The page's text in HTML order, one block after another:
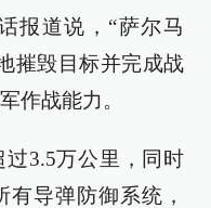
报道说，“萨尔马
摧毁目标并完成战
作战能力。
3.5万公里，同时
导弹防御系统，